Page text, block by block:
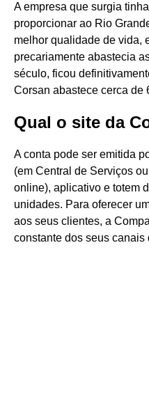
A empresa que surgia
proporcionar ao Rio
melhor qualidade de vida,
precariamente abastecia
século, ficou
Corsan abastece cerca de
Qual o site da
A conta pode ser emitida
(em Central de Serviços
online), aplicativo e totem
unidades. Para oferecer
aos seus clientes, a
constante dos seus canais